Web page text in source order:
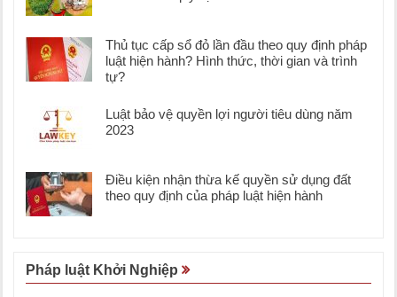
Thủ tục cấp sổ đỏ lần đầu theo quy định pháp
luật hiện hành? Hình thức, thời gian và trình
tự?
Luật bảo vệ quyền lợi người tiêu dùng năm
2023
Điều kiện nhận thừa kế quyền sử dụng đất
theo quy định của pháp luật hiện hành
Pháp luật Khởi Nghiệp